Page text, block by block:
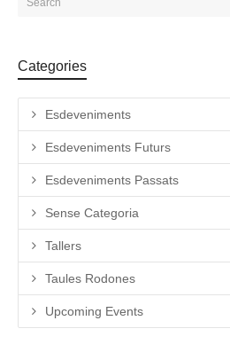
Categories
Esdeveniments
Esdeveniments Futurs
Esdeveniments Passats
Sense Categoria
Tallers
Taules Rodones
Upcoming Events